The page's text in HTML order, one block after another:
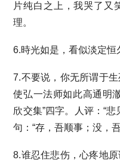
片纯白之上，我哭了又
理。
6.時光如是，看似淡定恒
7.不要说，你无所谓于
使弘一法师如此高通明
欣交集”四字。人评：“
句：“存，吾顺事；没，
8.谁忍住悲伤，心疼地